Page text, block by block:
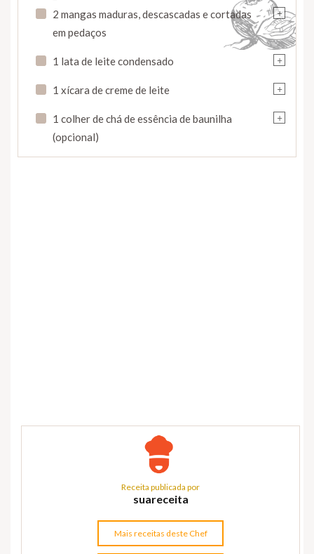
+
2 mangas maduras, descascadas e cortadas
em pedaços
+
1 lata de leite condensado
+
1 xícara de creme de leite
+
1 colher de chá de essência de baunilha
(opcional)
Receita publicada por
suareceita
Mais receitas deste Chef